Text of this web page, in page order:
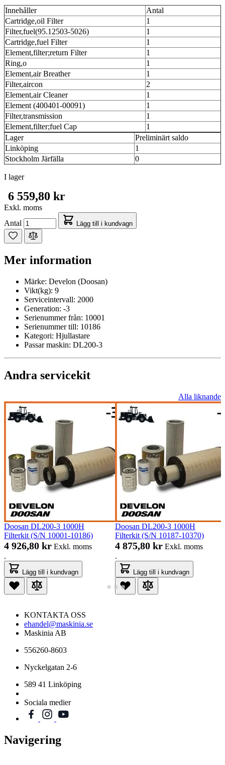
Innehåller
Antal
Cartridge,oil Filter
1
Filter,fuel(95.12503-5026)
1
Cartridge,fuel Filter
1
Element,filter;return Filter
1
Ring,o
1
Element,air Breather
1
Filter,aircon
2
Element,air Cleaner
1
Element (400401-00091)
1
Filter,transmission
1
Element,filter;fuel Cap
1
Lager
Preliminärt saldo
Linköping
1
Stockholm Järfälla
0
I lager
6 559,80 kr
Exkl. moms
Antal
Lägg till i kundvagn
Mer information
Märke: Develon (Doosan)
Vikt(kg): 9
Serviceintervall: 2000
Generation: -3
Serienummer från: 10001
Serienummer till: 10186
Kategori: Hjullastare
Passar maskin: DL200-3
Andra servicekit
Alla liknande
Doosan DL200-3 1000H
Filterkit (S/N 10001-10186)
4 926,80 kr Exkl. moms
.
Lägg till i kundvagn
Doosan DL200-3 1000H
Filterkit (S/N 10187-10370)
4 875,80 kr Exkl. moms
.
Lägg till i kundvagn
KONTAKTA OSS
ehandel@maskinia.se
Maskinia AB
556260-8603
Nyckelgatan 2-6
589 41 Linköping
Sociala medier
Navigering